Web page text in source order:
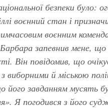
безпеки було:
воєнний стан і
воєнним
запевнив мене,
Він повідомив, що
виборними й міською
його завданням мусять
Я погодився з його